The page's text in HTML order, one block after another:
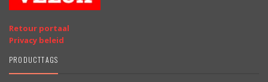
Retour portaal
Privacy beleid
PRODUCTTAGS